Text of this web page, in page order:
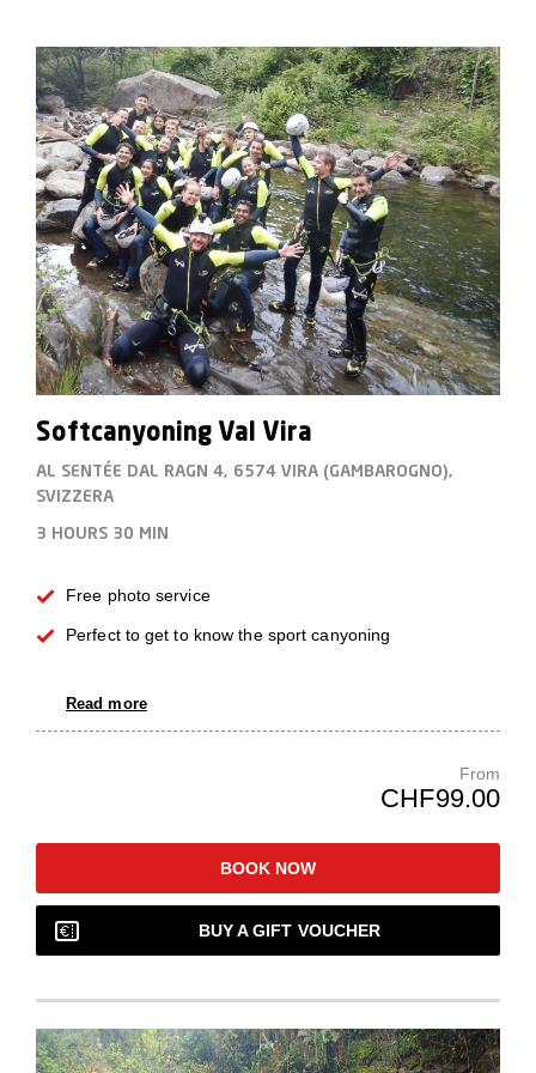
Das Outdoor-Erlebnis Canyoning im Val di Vira
beginnt mit einem etwa zehnminütigen Aufstieg.
Nach einer kurzen Einweisung geht es dann direkt in
die Schlucht. Dem Wasser folgend werden wir eins
mit der Natur, in der wir uns bewegen, wie es der
Canyon gerade erfordert: durch Sprünge aus
verschiedenen Höhen (maximal 7 Meter), durchs
Rutschen oder eben durchs Abseilen.
Dabei gilt: Alles kann, nichts muss! Gern leisten
unsere lizenzierten Guides ein wenig
Motivationshilfe. Niemals aber werden sie Dich
zutraust!
Softcanyoning Val Vira
AL SENTÉE DAL RAGN 4, 6574 VIRA (GAMBAROGNO),
SVIZZERA
3 HOURS 30 MIN
Free photo service
Perfect to get to know the sport canyoning
Read more
From
CHF99.00
BOOK NOW
BUY A GIFT VOUCHER